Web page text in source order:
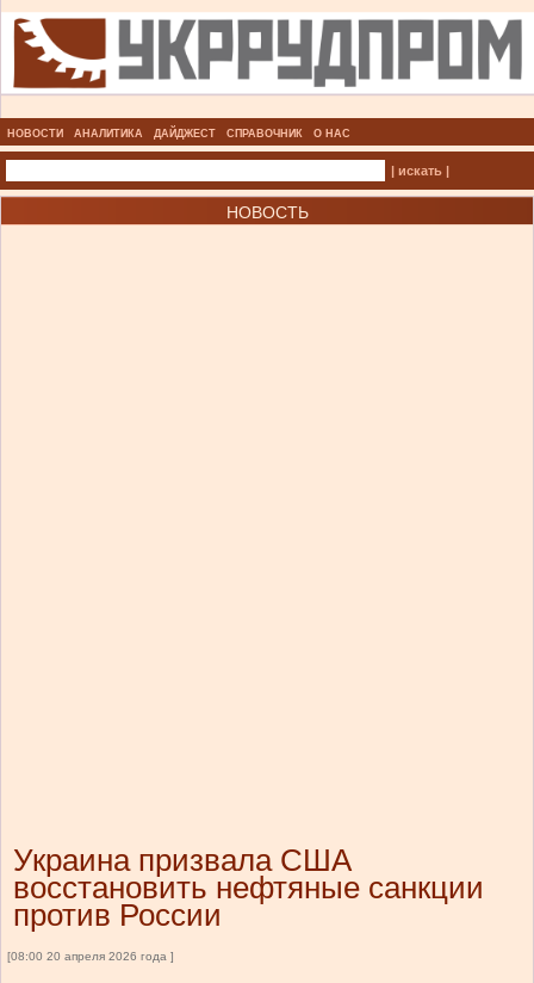
НОВОСТИ АНАЛИТИКА ДАЙДЖЕСТ СПРАВОЧНИК О НАС
| искать |
НОВОСТЬ
Украина призвала США
восстановить нефтяные санкции
против России
[08:00 20 апреля 2026 года ]